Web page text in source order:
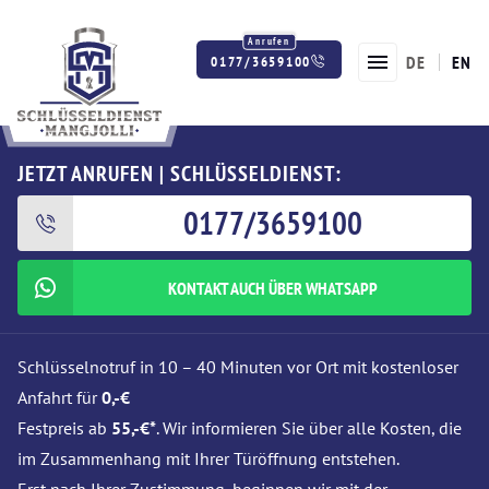
0177/3659100 DE EN
JETZT ANRUFEN | SCHLÜSSELDIENST:
0177/3659100
KONTAKT AUCH ÜBER WHATSAPP
Schlüsselnotruf in 10 – 40 Minuten vor Ort mit kostenloser
Anfahrt für0,-€
Festpreis ab 55,-€*. Wir informieren Sie über alle Kosten, die
im Zusammenhang mit Ihrer Türöffnung entstehen.